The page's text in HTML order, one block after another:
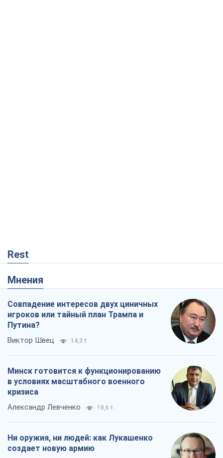
Rest
Мнения
Совпадение интересов двух циничных
игроков или тайный план Трампа и
Путина?
Виктор Швец 14,3 т.
Минск готовится к функционированию
в условиях масштабного военного
кризиса
Александр Левченко 18,6 т.
Ни оружия, ни людей: как Лукашенко
создает новую армию